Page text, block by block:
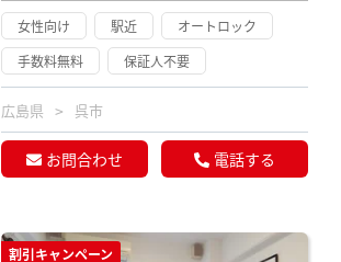
女性向け
駅近
オートロック
手数料無料
保証人不要
広島県 呉市
お問合わせ 電話する
割引キャンペーン